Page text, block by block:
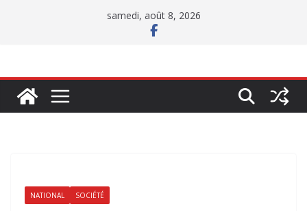
samedi, août 8, 2026
NATIONAL SOCIÉTÉ